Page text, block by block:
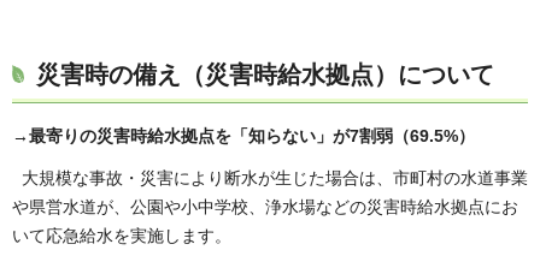
災害時の備え（災害時給水拠点）について
→最寄りの災害時給水拠点を「知らない」が7割弱（69.5%）
大規模な事故・災害により断水が生じた場合は、市町村の水道事業
や県営水道が、公園や小中学校、浄水場などの災害時給水拠点にお
いて応急給水を実施します。